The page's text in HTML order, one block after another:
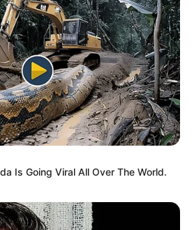
sexta-parte e licenças-prêmio
debate.
bicicletas para ACS e ACE: veja o
passo para conseguir o benefício.
em Brasília: Senado pode
PEC 14 em semana de
Agentes de Saúde e de
às Endemias.
Is Going Viral All Over The World.